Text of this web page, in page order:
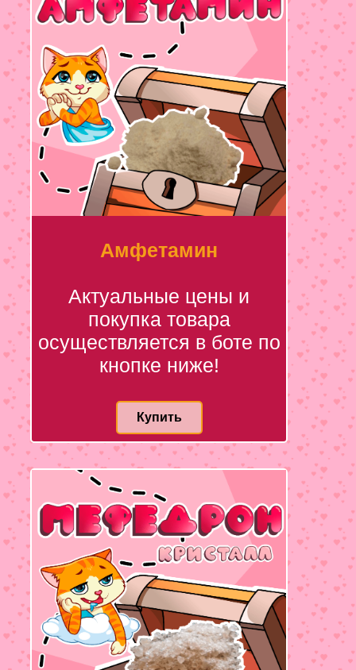
Амфетамин
Актуальные цены и
покупка товара
осуществляется в боте по
кнопке ниже!
Купить